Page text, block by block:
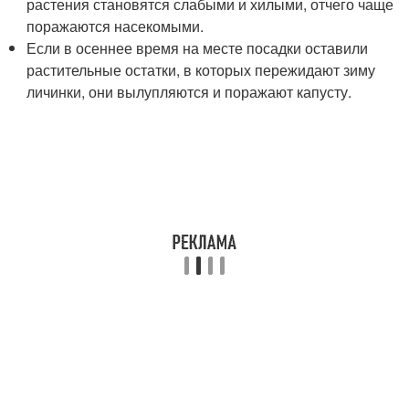
поражаются насекомыми.
Если в осеннее время на месте посадки оставили
растительные остатки, в которых пережидают зиму
личинки, они вылупляются и поражают капусту.